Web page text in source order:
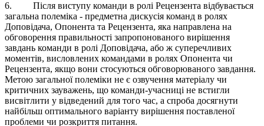
6. Після виступу команди в ролі Рецензента відбувається
загальна полеміка - предметна дискусія команд в ролях
Доповідача, Опонента та Рецензента, яка направлена на
обговорення правильності запропонованого вирішення
завдань команди в ролі Доповідача, або ж суперечливих
моментів, висловлених командами в ролях Опонента чи
Рецензента, якщо вони стосуються обговорюваного завдання.
Метою загальної полеміки не є озвучення матеріалу чи
критичних зауважень, що команди-учасниці не встигли
висвітлити у відведений для того час, а спроба досягнути
найбільш оптимального варіанту вирішення поставленої
проблеми чи розкриття питання.